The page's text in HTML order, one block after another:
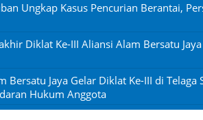
Ungkap Kasus Pencurian Berantai,
Diklat Ke-III Aliansi Alam Bersatu
Bersatu Jaya Gelar Diklat Ke-III di Telaga
Hukum Anggota